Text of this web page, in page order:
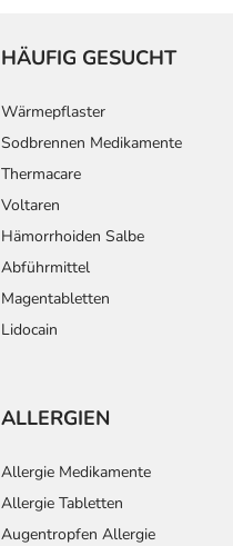
HÄUFIG GESUCHT
Wärmepflaster
Sodbrennen Medikamente
Thermacare
Voltaren
Hämorrhoiden Salbe
Abführmittel
Magentabletten
Lidocain
ALLERGIEN
Allergie Medikamente
Allergie Tabletten
Augentropfen Allergie